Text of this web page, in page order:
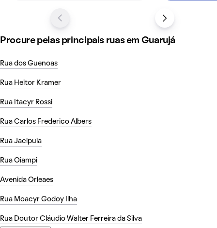
Procure pelas principais ruas em Guarujá
Rua dos Guenoas
Rua Heitor Kramer
Rua Itacyr Rossi
Rua Carlos Frederico Albers
Rua Jacipuia
Rua Oiampi
Avenida Orleaes
Rua Moacyr Godoy Ilha
Rua Doutor Cláudio Walter Ferreira da Silva